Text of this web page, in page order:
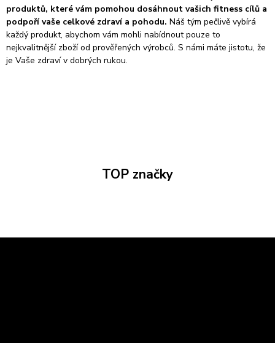
produktů, které vám pomohou dosáhnout vašich fitness cílů a
podpoří vaše celkové zdraví a pohodu. Náš tým pečlivě vybírá
každý produkt, abychom vám mohli nabídnout pouze to
nejkvalitnější zboží od prověřených výrobců. S námi máte jistotu, že
je Vaše zdraví v dobrých rukou.
TOP značky